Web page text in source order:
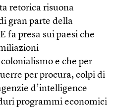
retorica risuona
gran parte della
fa presa sui paesi che
e che per
per procura, colpi di
d’intelligence
programmi economici